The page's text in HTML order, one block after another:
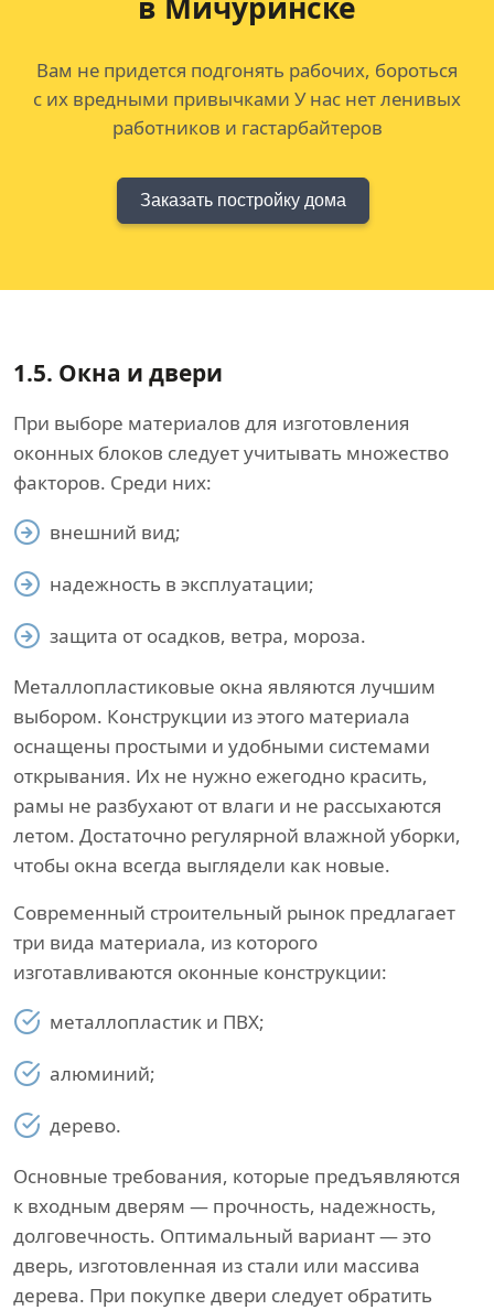
в Мичуринске
Вам не придется подгонять рабочих, бороться
с их вредными привычками У нас нет ленивых
работников и гастарбайтеров
Заказать постройку дома
1.5. Окна и двери
При выборе материалов для изготовления
оконных блоков следует учитывать множество
факторов. Среди них:
внешний вид;
надежность в эксплуатации;
защита от осадков, ветра, мороза.
Металлопластиковые окна являются лучшим
выбором. Конструкции из этого материала
оснащены простыми и удобными системами
открывания. Их не нужно ежегодно красить,
рамы не разбухают от влаги и не рассыхаются
летом. Достаточно регулярной влажной уборки,
чтобы окна всегда выглядели как новые.
Современный строительный рынок предлагает
три вида материала, из которого
изготавливаются оконные конструкции:
металлопластик и ПВХ;
алюминий;
дерево.
Основные требования, которые предъявляются
к входным дверям — прочность, надежность,
долговечность. Оптимальный вариант — это
дверь, изготовленная из стали или массива
дерева. При покупке двери следует обратить